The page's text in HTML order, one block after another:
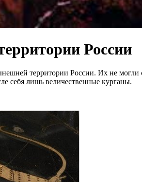
России
территории России. Их не
себя лишь величественные курганы.